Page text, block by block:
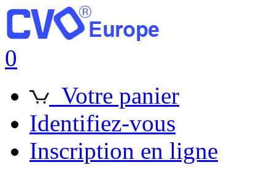
0
Votre panier
Identifiez-vous
Inscription en ligne